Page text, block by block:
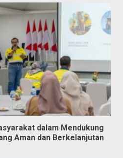
dalam Mendukung
Aman dan Berkelanjutan